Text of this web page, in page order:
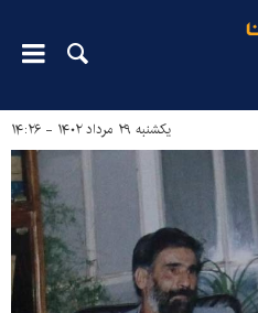
یکشنبه ۲۹ مرداد ۱۴۰۲ - ۱۴:۲۶